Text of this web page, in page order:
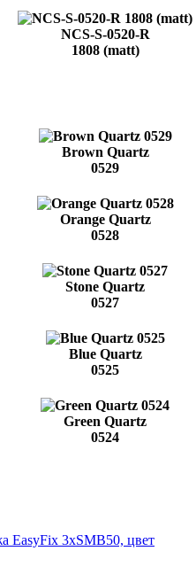
NCS-S-0520-R
1808 (matt)
Brown Quartz
0529
Orange Quartz
0528
Stone Quartz
0527
Blue Quartz
0525
Green Quartz
0524